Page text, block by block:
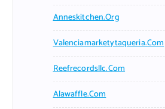
Anneskitchen.org
Valenciamarketytaqueria.com
Reefrecordsllc.com
Alawaffle.com